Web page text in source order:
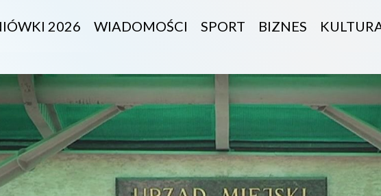
2026 WIADOMOŚCI SPORT BIZNES